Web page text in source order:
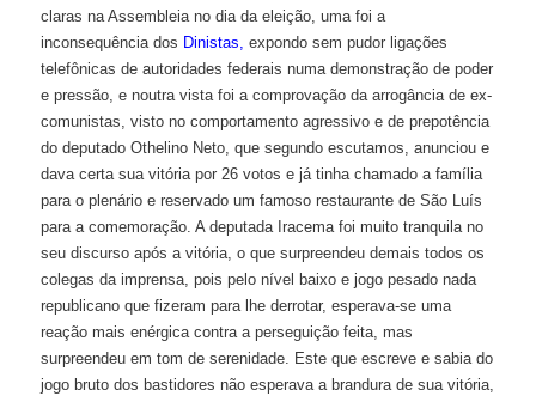
claras na Assembleia no dia da eleição, uma foi a
inconsequência dos Dinistas, expondo sem pudor ligações
telefônicas de autoridades federais numa demonstração de poder
e pressão, e noutra vista foi a comprovação da arrogância de ex-
comunistas, visto no comportamento agressivo e de prepotência
do deputado Othelino Neto, que segundo escutamos, anunciou e
dava certa sua vitória por 26 votos e já tinha chamado a família
para o plenário e reservado um famoso restaurante de São Luís
para a comemoração.A deputada Iracema foi muito tranquila no
seu discurso após a vitória, o que surpreendeu demais todos os
colegas da imprensa, pois pelo nível baixo e jogo pesado nada
republicano que fizeram para lhe derrotar, esperava-se uma
reação mais enérgica contra a perseguição feita, mas
surpreendeu em tom de serenidade. Este que escreve e sabia do
jogo bruto dos bastidores não esperava a brandura de sua vitória,